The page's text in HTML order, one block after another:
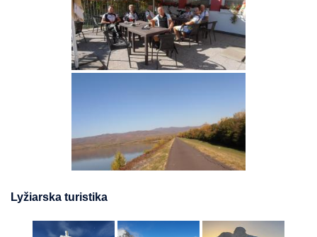
Lyžiarska turistika